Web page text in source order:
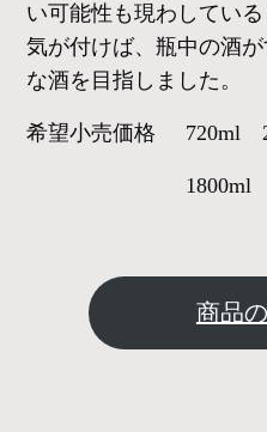
い可能性も現わしている
気が付けば、瓶中の酒
な酒を目指しました。
希望小売価格 720ml
1800ml
商品